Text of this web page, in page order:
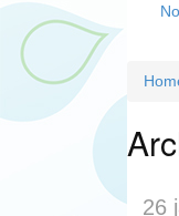
26